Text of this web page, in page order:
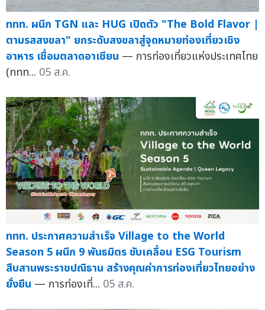
ททท. ผนึก TGN และ HUG เปิดตัว "The Bold Flavor |
ตามรสสงขลา" ยกระดับสงขลาสู่จุดหมายท่องเที่ยวเชิง
อาหาร เชื่อมตลาดอาเซียน — การท่องเที่ยวแห่งประเทศไทย
(ททท... 05 ส.ค.
ททท. ประกาศความสำเร็จ Village to the World
Season 5 ผนึก 9 พันธมิตร ขับเคลื่อน ESG Tourism
สืบสานพระราชปณิธาน สร้างคุณค่าการท่องเที่ยวไทยอย่าง
ยั่งยืน — การท่องเที่... 05 ส.ค.